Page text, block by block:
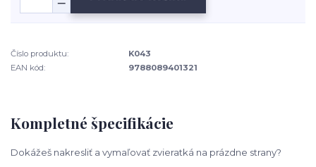
Číslo produktu:
K043
EAN kód:
9788089401321
Kompletné špecifikácie
Dokážeš nakresliť a vymaľovať zvieratká na prázdne strany?